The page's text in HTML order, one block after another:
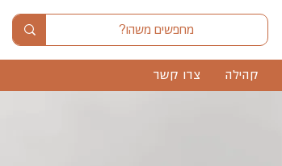
קהילה צרו קשר